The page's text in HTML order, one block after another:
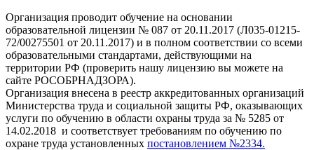
Организация проводит обучение на основании
образовательной лицензии № 087 от 20.11.2017 (Л035-01215-
72/00275501 от 20.11.2017) и в полном соответствии со всеми
образовательными стандартами, действующими на
территории РФ (проверить нашу лицензию вы можете на
сайте РОСОБРНАДЗОРА).
Организация внесена в реестр аккредитованных организаций
Министерства труда и социальной защиты РФ, оказывающих
услуги по обучению в области охраны труда за № 5285 от
14.02.2018 и соответствует требованиям по обучению по
охране труда установленных постановлением №2334.